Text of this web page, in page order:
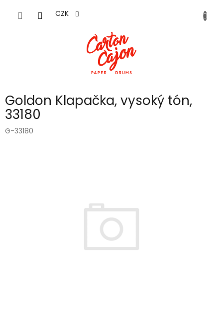
CZK
Goldon Klapačka, vysoký tón,
33180
G-33180